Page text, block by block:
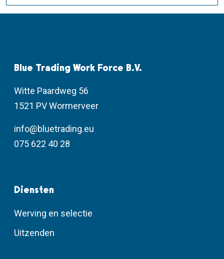
Blue Trading Work Force B.V.
Witte Paardweg 56
1521 PV Wormerveer
info@bluetrading.eu
075 622 40 28
Diensten
Werving en selectie
Uitzenden